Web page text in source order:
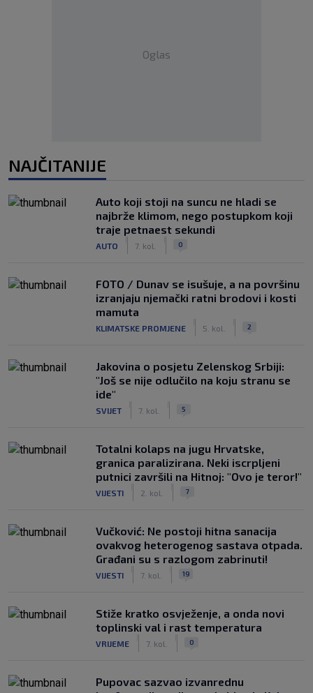
Oglas
NAJČITANIJE
Auto koji stoji na suncu ne hladi se
najbrže klimom, nego postupkom koji
traje petnaest sekundi
AUTO 7. kol. 0
FOTO / Dunav se isušuje, a na površinu
izranjaju njemački ratni brodovi i kosti
mamuta
KLIMATSKE PROMJENE 5. kol. 2
Jakovina o posjetu Zelenskog Srbiji:
"Još se nije odlučilo na koju stranu se
ide"
SVIJET 7. kol. 5
Totalni kolaps na jugu Hrvatske,
granica paralizirana. Neki iscrpljeni
putnici završili na Hitnoj: "Ovo je teror!"
VIJESTI 2. kol. 7
Vučković: Ne postoji hitna sanacija
ovakvog heterogenog sastava otpada.
Građani su s razlogom zabrinuti!
VIJESTI 7. kol. 19
Stiže kratko osvježenje, a onda novi
toplinski val i rast temperatura
VRIJEME 7. kol. 0
Pupovac sazvao izvanrednu